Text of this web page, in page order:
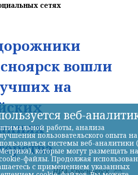
сетях
вошли
на
НИА-Красноярск
веб-
работы, анализа
пользовательского опыта на
системы веб-аналитики
которые могут размещать на
файлы. Продолжая
с применением указанных